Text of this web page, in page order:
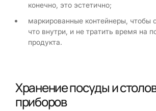
конечно, это эстетично;
маркированные контейнеры, чтобы
что внутри, и не тратить время на
продукта.
Хранение посуды и
приборов